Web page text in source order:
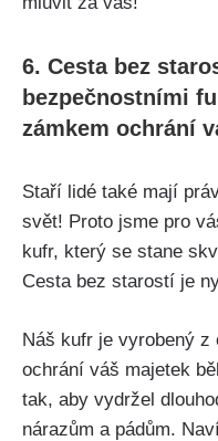
6. Cesta bez
bezpečnostními
zámkem ochrání
Staří lidé také mají
svět! Proto jsme pro
‍kufr,‌ který se stane
Cesta bez starostí ​je
Náš kufr je vyrobený z
⁤ochrání váš majetek
⁣tak, aby vydržel
nárazům a pádům.